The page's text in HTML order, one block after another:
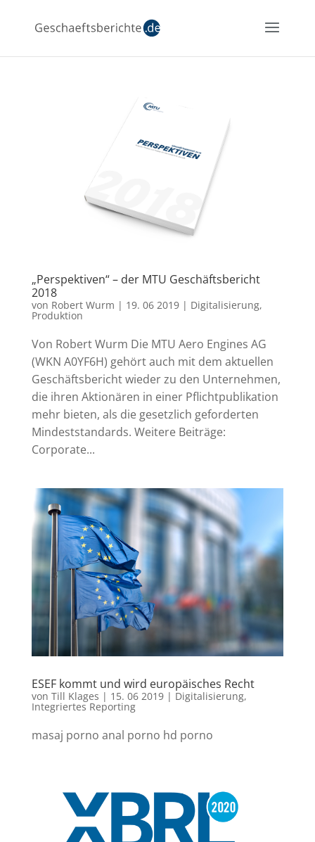
„Perspektiven“ – der MTU Geschäftsbericht
2018
von Robert Wurm | 19. 06 2019| Digitalisierung,
Produktion
Von Robert Wurm Die MTU Aero Engines AG
(WKN A0YF6H) gehört auch mit dem aktuellen
Geschäftsbericht wieder zu den Unternehmen,
die ihren Aktionären in einer Pflichtpublikation
mehr bieten, als die gesetzlich geforderten
Mindeststandards. Weitere Beiträge:
Corporate...
ESEF kommt und wird europäisches Recht
von Till Klages | 15. 06 2019| Digitalisierung,
Integriertes Reporting
masaj porno anal porno hd porno